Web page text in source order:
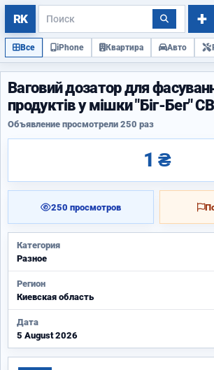
Все iPhone Квартира Авто
Ваговий дозатор для
продуктів у мішки "Біг-Бег"
Объявление просмотрели 250 раз
1 ₴
250 просмотров
Категория
Разное
Регион
Киевская область
Дата
5 August 2026